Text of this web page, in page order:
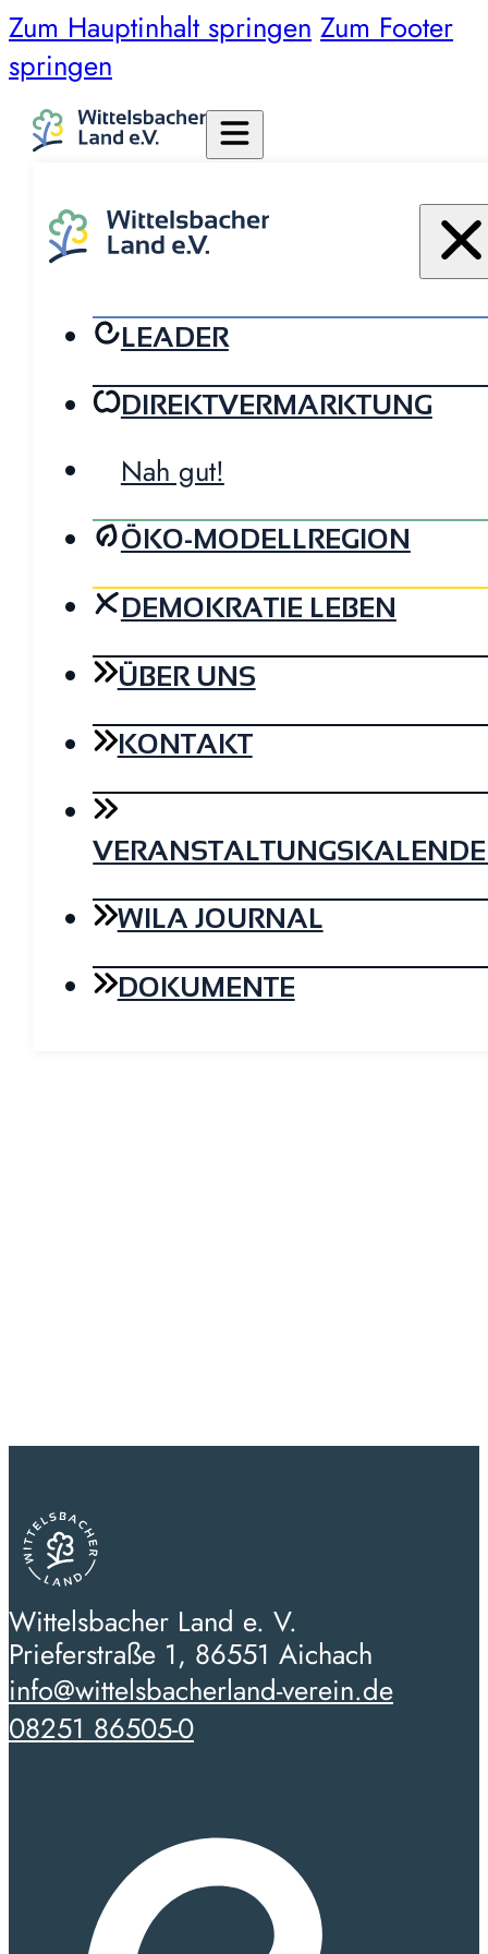
Zum Hauptinhalt springen Zum Footer
springen
LEADER
DIREKTVERMARKTUNG
Nah gut!
ÖKO-MODELLREGION
DEMOKRATIE LEBEN
ÜBER UNS
KONTAKT
WILA JOURNAL
DOKUMENTE
Wittelsbacher Land e. V.
Prieferstraße 1, 86551 Aichach
info@wittelsbacherland-verein.de
08251 86505-0